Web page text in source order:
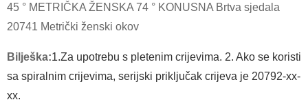
45 ° METRIČKA ŽENSKA 74 ° KONUSNA Brtva sjedala
20741 Metrički ženski okov
Bilješka:1.Za upotrebu s pletenim crijevima. 2. Ako se koristi
sa spiralnim crijevima, serijski priključak crijeva je 20792-xx-
xx.